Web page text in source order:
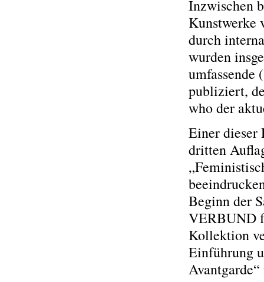
Inzwischen
Kunstwerke
durch
wurden
umfassende
publiziert,
who der
Einer dieser
dritten
Beginn der
VERBUND
Kollektion
Einführung